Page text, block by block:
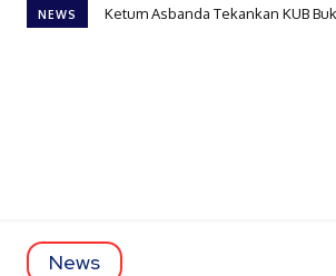
NEWS Ketum Asbanda Tekankan KUB
News